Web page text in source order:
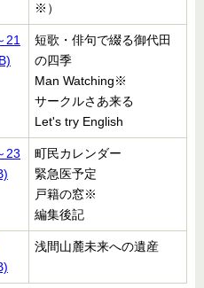
※）
21
短歌・俳句で綴る御代田
の四季
Man Watching※
サークルさあ来る
Let's try English
23
町民カレンダー
緊急医予定
戸籍の窓※
編集後記
浅間山麓未来への遺産